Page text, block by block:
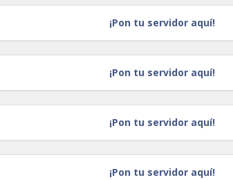
¡Pon tu servidor aquí!
¡Pon tu servidor aquí!
¡Pon tu servidor aquí!
¡Pon tu servidor aquí!